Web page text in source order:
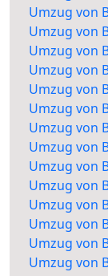
Umzug von
Umzug von
Umzug von
Umzug von
Umzug von
Umzug von
Umzug von
Umzug von
Umzug von
Umzug von
Umzug von
Umzug von
Umzug von
Umzug von